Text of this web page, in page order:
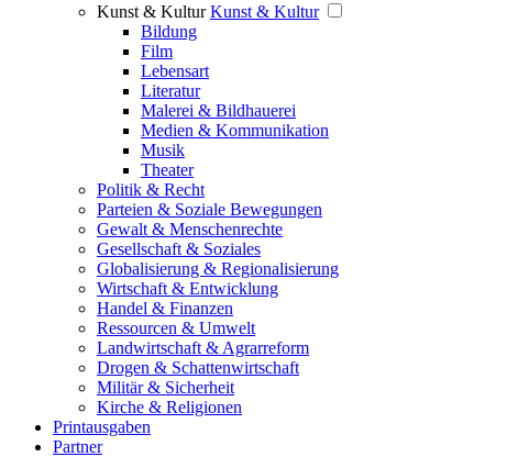
Kunst & Kultur Kunst & Kultur
Bildung
Film
Lebensart
Literatur
Malerei & Bildhauerei
Medien & Kommunikation
Musik
Theater
Politik & Recht
Parteien & Soziale Bewegungen
Gewalt & Menschenrechte
Gesellschaft & Soziales
Globalisierung & Regionalisierung
Wirtschaft & Entwicklung
Handel & Finanzen
Ressourcen & Umwelt
Landwirtschaft & Agrarreform
Drogen & Schattenwirtschaft
Militär & Sicherheit
Kirche & Religionen
Printausgaben
Partner